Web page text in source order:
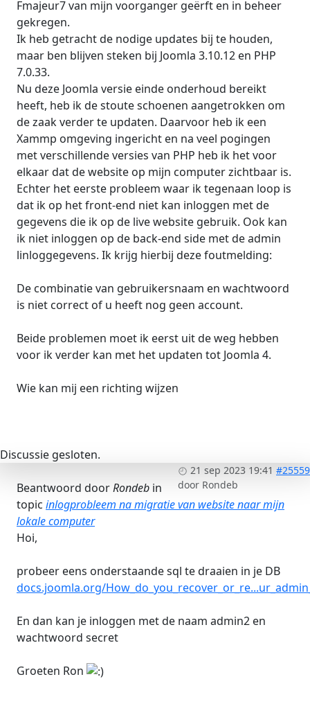
Fmajeur7 van mijn voorganger geërft en in beheer
gekregen.
Ik heb getracht de nodige updates bij te houden,
maar ben blijven steken bij Joomla 3.10.12 en PHP
7.0.33.
Nu deze Joomla versie einde onderhoud bereikt
heeft, heb ik de stoute schoenen aangetrokken om
de zaak verder te updaten. Daarvoor heb ik een
Xammp omgeving ingericht en na veel pogingen
met verschillende versies van PHP heb ik het voor
elkaar dat de website op mijn computer zichtbaar is.
Echter het eerste probleem waar ik tegenaan loop is
dat ik op het front-end niet kan inloggen met de
gegevens die ik op de live website gebruik. Ook kan
ik niet inloggen op de back-end side met de admin
linloggegevens. Ik krijg hierbij deze foutmelding:
De combinatie van gebruikersnaam en wachtwoord
is niet correct of u heeft nog geen account.
Beide problemen moet ik eerst uit de weg hebben
voor ik verder kan met het updaten tot Joomla 4.
Wie kan mij een richting wijzen
Discussie gesloten.
21 sep 2023 19:41 #25559
door Rondeb
Beantwoord doorRondeb in
topic inlogprobleem na migratie van website naar mijn
lokale computer
Hoi,
probeer eens onderstaande sql te draaien in je DB
docs.joomla.org/
En dan kan je inloggen met de naam admin2 en
wachtwoord secret
Groeten Ron